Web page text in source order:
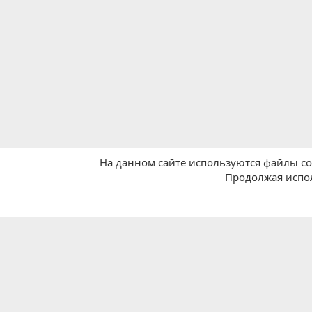
Магазины Pinduoduo 拼多多
На данном сайте используются файлы
Продолжая